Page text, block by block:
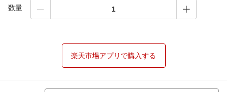
数量
楽天市場アプリで購入する